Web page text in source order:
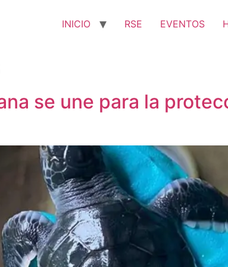
INICIO RSE EVENTOS
se une para la